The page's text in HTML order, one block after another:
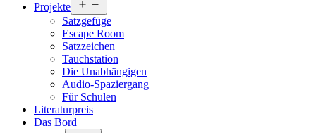
Projekte
öffnen
Satzgefüge
Escape Room
Satzzeichen
Tauchstation
Die Unabhängigen
Audio-Spaziergang
Für Schulen
Literaturpreis
Das Bord